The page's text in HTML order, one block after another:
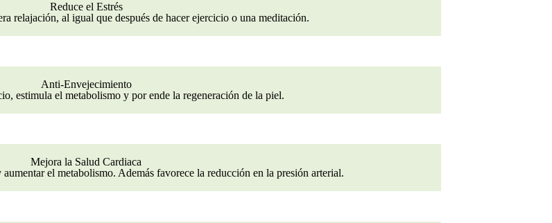
Reduce el Estrés
relajación, al igual que después de hacer ejercicio o una meditación.
Anti-Envejecimiento
estimula el metabolismo y por ende la regeneración de la piel.
Mejora la Salud Cardiaca
el metabolismo. Además favorece la reducción en la presión arterial.